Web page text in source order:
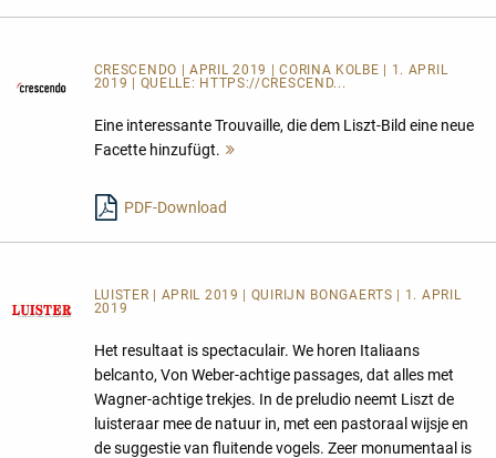
CRESCENDO | APRIL 2019 | CORINA KOLBE | 1. APRIL
2019 | QUELLE: HTTPS://CRESCEND...
Eine interessante Trouvaille, die dem Liszt-Bild eine neue
Facette hinzufügt.
PDF-Download
LUISTER | APRIL 2019 | QUIRIJN BONGAERTS | 1. APRIL
2019
Het resultaat is spectaculair. We horen Italiaans
belcanto, Von Weber-achtige passages, dat alles met
Wagner-achtige trekjes. In de preludio neemt Liszt de
luisteraar mee de natuur in, met een pastoraal wijsje en
de suggestie van fluitende vogels. Zeer monumentaal is